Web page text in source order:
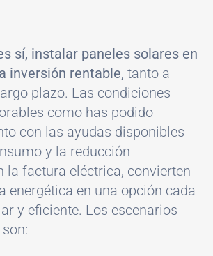
sí, instalar paneles solares en
inversión rentable, tanto a
plazo. Las condiciones
como has podido
con las ayudas disponibles
y la reducción
la factura eléctrica, convierten
energética en una opción cada
y eficiente. Los escenarios